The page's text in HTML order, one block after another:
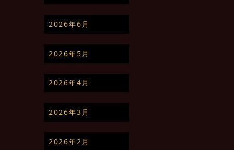
2026年6月
2026年5月
2026年4月
2026年3月
2026年2月